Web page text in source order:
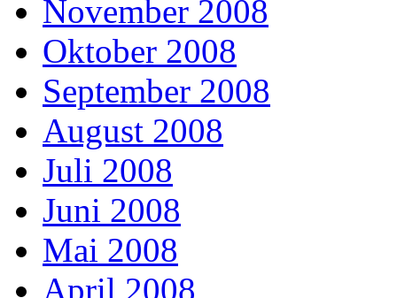
November 2008
Oktober 2008
September 2008
August 2008
Juli 2008
Juni 2008
Mai 2008
April 2008